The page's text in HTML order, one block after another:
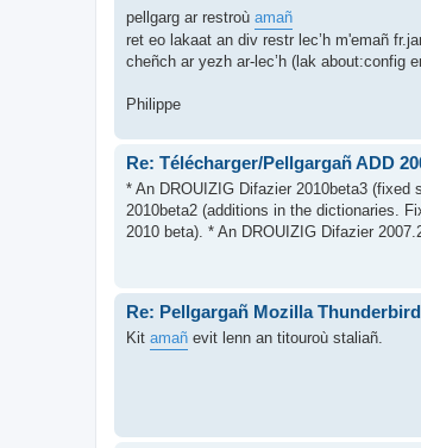
pellgarg ar restroù amañ
ret eo lakaat an div restr lec’h m'emañ
cheñch ar yezh ar-lec’h (lak about:config
Philippe
Re: Télécharger/Pellgargañ ADD
* An DROUIZIG Difazier 2010beta3
2010beta2 (additions in the dictionaries.
2010 beta). * An DROUIZIG Difazier
Re: Pellgargañ Mozilla
Kit amañ evit lenn an titouroù staliañ.